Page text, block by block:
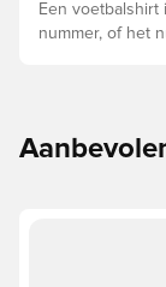
Een voetbalshirt
nummer, of het